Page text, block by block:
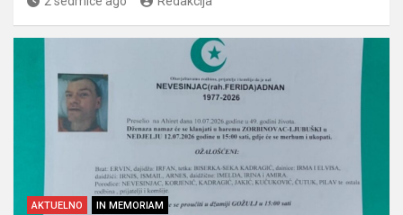
AKTUELNO IN MEMORIAM